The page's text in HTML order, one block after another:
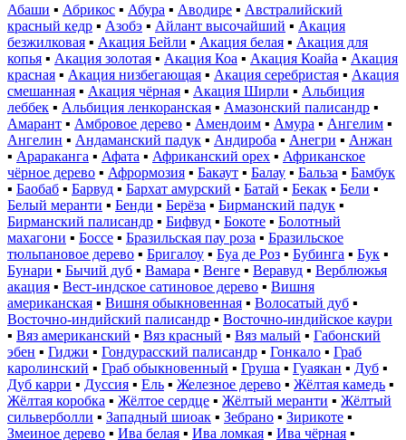
Абаши ▪ Абрикос ▪ Абура ▪ Аводире ▪ Австралийский
красный кедр ▪ Азобэ ▪ Айлант высочайший ▪ Акация
безжилковая ▪ Акация Бейли ▪ Акация белая ▪ Акация для
копья ▪ Акация золотая ▪ Акация Коа ▪ Акация Коайа ▪ Акация
красная ▪ Акация низбегающая ▪ Акация серебристая ▪ Акация
смешанная ▪ Акация чёрная ▪ Акация Ширли ▪ Альбиция
леббек ▪ Альбиция ленкоранская ▪ Амазонский палисандр ▪
Амарант ▪ Амбровое дерево ▪ Амендоим ▪ Амура ▪ Ангелим ▪
Ангелин ▪ Андаманский падук ▪ Андироба ▪ Анегри ▪ Анжан
▪ Арараканга ▪ Афата ▪ Африканский орех ▪ Африканское
чёрное дерево ▪ Афрормозия ▪ Бакаут ▪ Балау ▪ Бальза ▪ Бамбук
▪ Баобаб ▪ Барвуд ▪ Бархат амурский ▪ Батай ▪ Бекак ▪ Бели ▪
Белый меранти ▪ Бенди ▪ Берёза ▪ Бирманский падук ▪
Бирманский палисандр ▪ Бифвуд ▪ Бокоте ▪ Болотный
махагони ▪ Боссе ▪ Бразильская пау роза ▪ Бразильское
тюльпановое дерево ▪ Бригалоу ▪ Буа де Роз ▪ Бубинга ▪ Бук ▪
Бунари ▪ Бычий дуб ▪ Вамара ▪ Венге ▪ Веравуд ▪ Верблюжья
акация ▪ Вест-индское сатиновое дерево ▪ Вишня
американская ▪ Вишня обыкновенная ▪ Волосатый дуб ▪
Восточно-индийский палисандр ▪ Восточно-индийское каури
▪ Вяз американский ▪ Вяз красный ▪ Вяз малый ▪ Габонский
эбен ▪ Гиджи ▪ Гондурасский палисандр ▪ Гонкало ▪ Граб
каролинский ▪ Граб обыкновенный ▪ Груша ▪ Гуаякан ▪ Дуб ▪
Дуб карри ▪ Дуссия ▪ Ель ▪ Железное дерево ▪ Жёлтая камедь ▪
Жёлтая коробка ▪ Жёлтое сердце ▪ Жёлтый меранти ▪ Жёлтый
сильверболли ▪ Западный шиоак ▪ Зебрано ▪ Зирикоте ▪
Змеиное дерево ▪ Ива белая ▪ Ива ломкая ▪ Ива чёрная ▪